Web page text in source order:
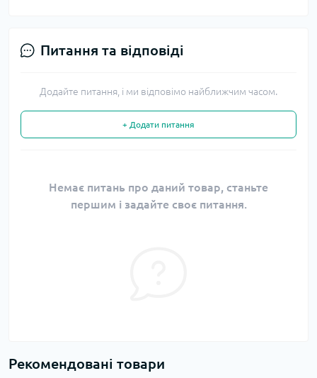
Питання та відповіді
Додайте питання, і ми відповімо найближчим часом.
+ Додати питання
Немає питань про даний товар, станьте
першим і задайте своє питання.
Рекомендовані товари